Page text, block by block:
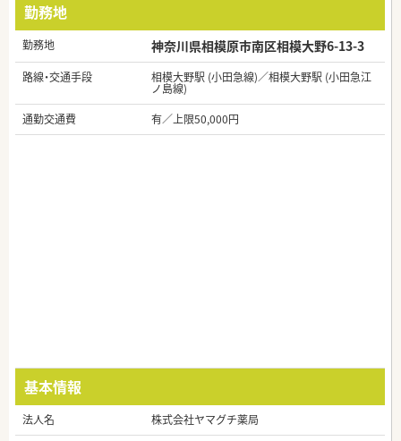
勤務地
勤務地 神奈川県相模原市南区相模大野6-13-3
路線・交通手段 相模大野駅 (小田急線)／相模大野駅 (小田急江
ノ島線)
通勤交通費
有／上限50,000円
基本情報
法人名
株式会社ヤマグチ薬局